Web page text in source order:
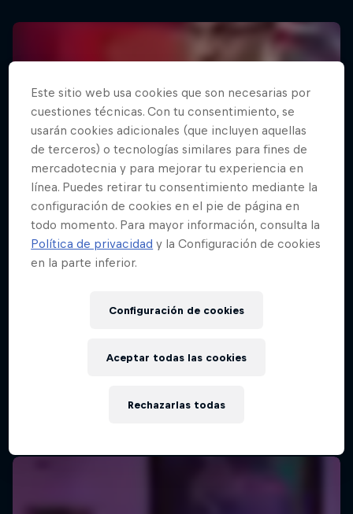
Este sitio web usa cookies que son necesarias por
cuestiones técnicas. Con tu consentimiento, se
usarán cookies adicionales (que incluyen aquellas
de terceros) o tecnologías similares para fines de
mercadotecnia y para mejorar tu experiencia en
línea. Puedes retirar tu consentimiento mediante la
configuración de cookies en el pie de página en
todo momento. Para mayor información, consulta la
Política de privacidad y la Configuración de cookies
en la parte inferior.
Configuración de cookies
Rechazarlas todas
Aceptar todas las cookies